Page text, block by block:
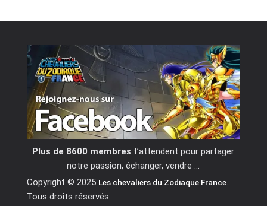
Plus de 8600 membres t’attendent pour partager
notre passion, échanger, vendre …
Copyright © 2025 Les chevaliers du Zodiaque France.
Tous droits réservés.